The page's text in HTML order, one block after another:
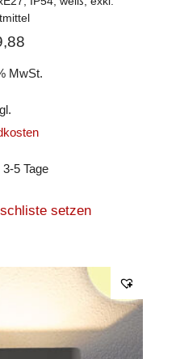
MwSt.
3-5 Tage
setzen